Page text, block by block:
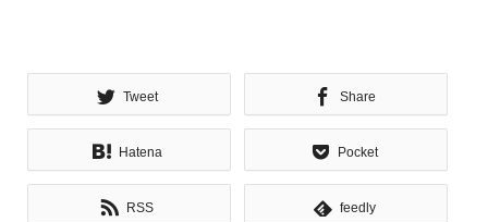
Tweet Share
Hatena Pocket
RSS feedly